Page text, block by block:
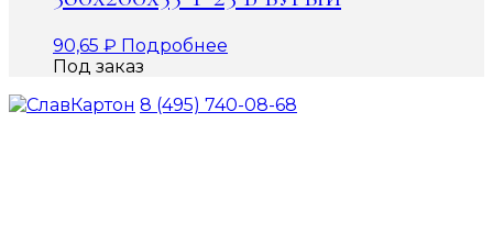
90,65 ₽ Подробнее
Под заказ
8 (495) 740-08-68